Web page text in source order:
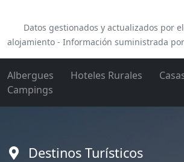
Datos gestionados y actualizados por
alojamiento - Información suministrada
Albergues Hoteles Rurales
Campings
Destinos Turísticos